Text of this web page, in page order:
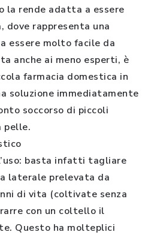
la rende adatta a essere
dove rappresenta una
essere molto facile da
anche ai meno esperti, è
farmacia domestica in
soluzione immediatamente
soccorso di piccoli
pelle.
basta infatti tagliare
laterale prelevata da
di vita (coltivate senza
con un coltello il
Questo ha molteplici